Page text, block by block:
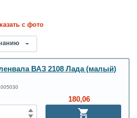
с фото
ВАЗ 2108 Лада (малый)
180,06